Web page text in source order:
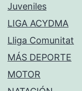
Juveniles
LIGA ACYDMA
Lliga Comunitat
MÁS DEPORTE
MOTOR